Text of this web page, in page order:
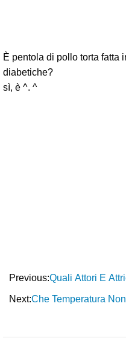
È pentola di pollo torta fatta
diabetiche?
sì, è ^. ^
Previous:Quali Attori E
Next:Che Temperatura